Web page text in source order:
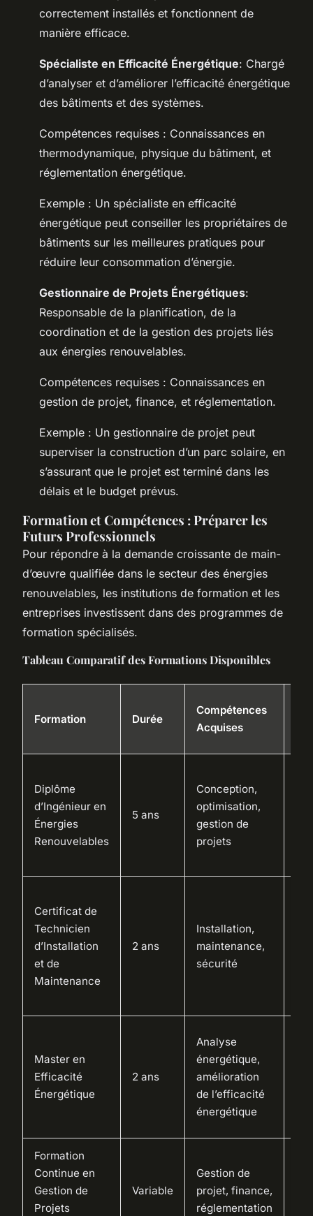
correctement installés et fonctionnent de
manière efficace.
Spécialiste en Efficacité Énergétique: Chargé
d’analyser et d’améliorer l’efficacité énergétique
des bâtiments et des systèmes.
Compétences requises : Connaissances en
thermodynamique, physique du bâtiment, et
réglementation énergétique.
Exemple : Un spécialiste en efficacité
énergétique peut conseiller les propriétaires de
bâtiments sur les meilleures pratiques pour
réduire leur consommation d’énergie.
Gestionnaire de Projets Énergétiques:
Responsable de la planification, de la
coordination et de la gestion des projets liés
aux énergies renouvelables.
Compétences requises : Connaissances en
gestion de projet, finance, et réglementation.
Exemple : Un gestionnaire de projet peut
superviser la construction d’un parc solaire, en
s’assurant que le projet est terminé dans les
délais et le budget prévus.
Formation et Compétences : Préparer les
Futurs Professionnels
Pour répondre à la demande croissante de main-
d’œuvre qualifiée dans le secteur des énergies
renouvelables, les institutions de formation et les
entreprises investissent dans des programmes de
formation spécialisés.
Tableau Comparatif des Formations Disponibles
Formation Durée
Compétences
Acquises
Diplôme
d’Ingénieur en
Énergies
Renouvelables
5 ans
Conception,
optimisation,
gestion de
projets
Certificat de
Technicien
d’Installation
et de
Maintenance
2 ans
Installation,
maintenance,
sécurité
Master en
Efficacité
Énergétique
2 ans
Analyse
énergétique,
amélioration
de l’efficacité
énergétique
Formation
Continue en
Gestion de
Projets
Variable
Gestion de
projet, finance,
réglementation